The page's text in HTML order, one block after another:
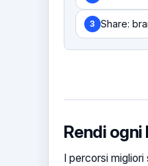
3 Share:
Rendi
I percorsi